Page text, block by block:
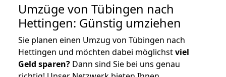
Umzüge von Tübingen nach
Hettingen: Günstig umziehen
Sie planen einen Umzug von Tübingen nach
Hettingen und möchten dabei möglichstviel
Geld sparen? Dann sind Sie bei uns genau